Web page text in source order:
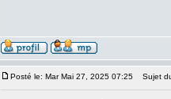
Posté le: Mar Mai 27, 2025 07:25 Sujet